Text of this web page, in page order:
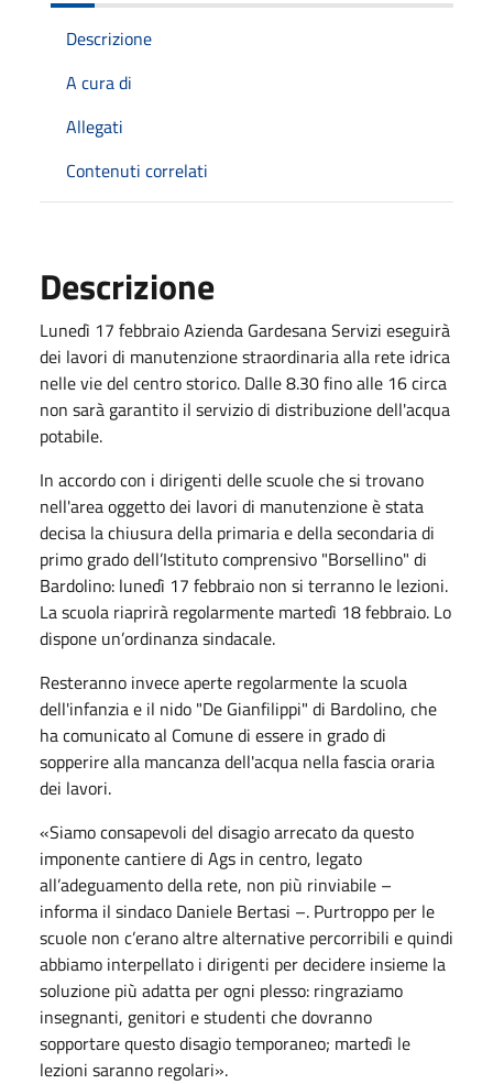
Descrizione
A cura di
Allegati
Contenuti correlati
Descrizione
Lunedì 17 febbraio Azienda Gardesana Servizi eseguirà
dei lavori di manutenzione straordinaria alla rete idrica
nelle vie del centro storico. Dalle 8.30 fino alle 16 circa
non sarà garantito il servizio di distribuzione dell'acqua
potabile.
In accordo con i dirigenti delle scuole che si trovano
nell'area oggetto dei lavori di manutenzione è stata
decisa la chiusura della primaria e della secondaria di
primo grado dell’Istituto comprensivo "Borsellino" di
Bardolino: lunedì 17 febbraio non si terranno le lezioni.
La scuola riaprirà regolarmente martedì 18 febbraio. Lo
dispone un’ordinanza sindacale.
Resteranno invece aperte regolarmente la scuola
dell'infanzia e il nido "De Gianfilippi" di Bardolino, che
ha comunicato al Comune di essere in grado di
sopperire alla mancanza dell'acqua nella fascia oraria
dei lavori.
«Siamo consapevoli del disagio arrecato da questo
imponente cantiere di Ags in centro, legato
all’adeguamento della rete, non più rinviabile –
informa il sindaco Daniele Bertasi –. Purtroppo per le
scuole non c’erano altre alternative percorribili e quindi
abbiamo interpellato i dirigenti per decidere insieme la
soluzione più adatta per ogni plesso: ringraziamo
insegnanti, genitori e studenti che dovranno
sopportare questo disagio temporaneo; martedì le
lezioni saranno regolari».